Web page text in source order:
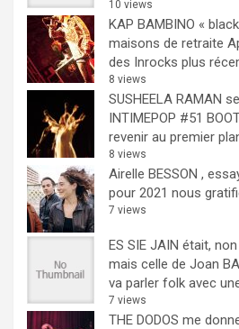
10 views
KAP BAMBINO «
maisons de retraite
des Inrocks plus
8 views
SUSHEELA RAMAN
INTIMEPOP #51
revenir au premier
8 views
Airelle BESSON ,
pour 2021 nous
7 views
ES SIE JAIN était,
mais celle de Joan
va parler folk avec
7 views
THE DODOS me